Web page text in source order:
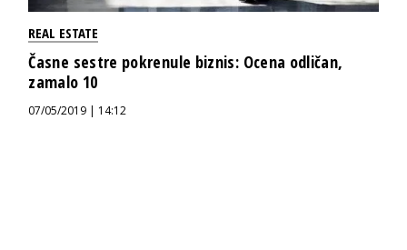
REAL ESTATE
Časne sestre pokrenule biznis: Ocena odličan,
zamalo 10
07/05/2019 | 14:12